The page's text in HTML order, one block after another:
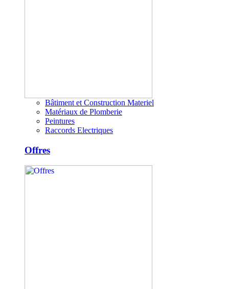
Bâtiment et Construction Materiel
Matériaux de Plomberie
Peintures
Raccords Electriques
Offres